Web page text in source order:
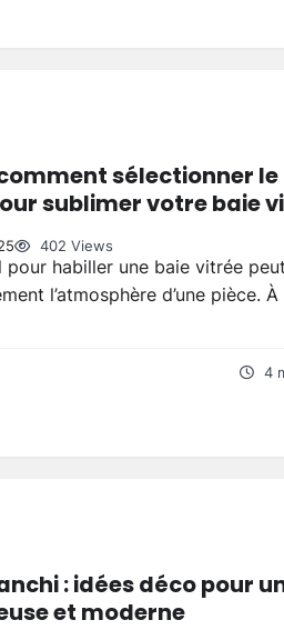
sélectionner le
sublimer votre baie
402 Views
habiller une baie vitrée
l’atmosphère d’une pièce.
4
: idées déco pour
et moderne